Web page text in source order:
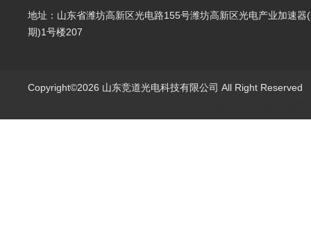
地址：山东省潍坊高新区光电路155号潍坊高新区光电产业加速器
期)1号楼207
Copyright©2026 山东竞道光电科技有限公司 All Right